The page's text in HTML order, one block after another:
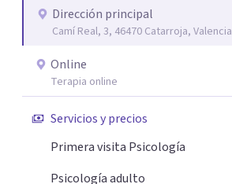
cuidarte y elegirte.
Dirección principal
Camí Real, 3, 46470 Catarroja, Valencia
Online
Terapia online
Servicios y precios
Primera visita Psicología
Psicología adulto